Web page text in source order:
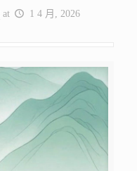
at 1 4 月, 2026